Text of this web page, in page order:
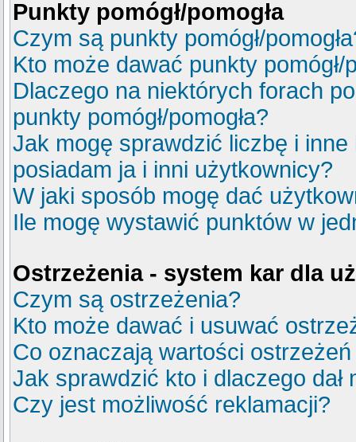
Punkty pomógł/pomogła
Czym są punkty pomógł/
Kto może dawać punkty pomógł/
Dlaczego na niektórych forach
punkty pomógł/pomogła?
Jak mogę sprawdzić liczbę i
posiadam ja i inni użytkownicy?
W jaki sposób mogę dać
Ile mogę wystawić punktów w
Ostrzeżenia - system kar dla
Czym są ostrzeżenia?
Kto może dawać i usuwać
Co oznaczają wartości
Jak sprawdzić kto i dlaczego dał
Czy jest możliwość reklamacji?